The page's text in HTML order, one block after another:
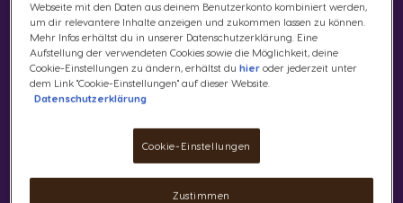
Mit der vielseitigen NESCAFÉ® Dolce
Gusto® Genio S automatischen
Kapselmaschine in Weiß ist genau das ganz
einfach möglich. Zum einen erhältst du mit
ihr eine extra platzsparende
Kaffeekapselmaschine, die nicht nur in der
Küche eine gute Figur macht. Zum anderen
ist sie durch ihr stylisches Design ein
schickes Accessoire für deine Wohnung.
Webseite mit den Daten aus deinem Benutzerkonto kombiniert werden,
um dir relevantere Inhalte anzeigen und zukommen lassen zu können.
Mehr Infos erhältst du in unserer Datenschutzerklärung. Eine
Aufstellung der verwendeten Cookies sowie die Möglichkeit, deine
Cookie-Einstellungen zu ändern, erhältst duhier oder jederzeit unter
dem Link "Cookie-Einstellungen" auf dieser Website.
Datenschutzerklärung
Cookie-Einstellungen
Zustimmen